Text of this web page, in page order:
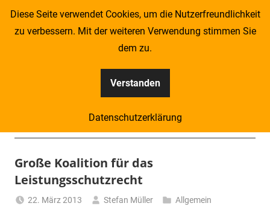
Zum
Kompass
–
Zeitung
für
Große Koalition für das
Leistungsschutzrecht
22. März 2013 Stefan Müller Allgemein
Diese Seite verwendet Cookies, um die Nutzerfreundlichkeit
zu verbessern. Mit der weiteren Verwendung stimmen Sie
dem zu.
Verstanden
Datenschutzerklärung